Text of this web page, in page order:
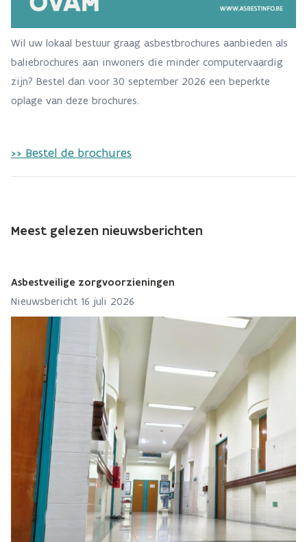
Wil uw lokaal bestuur graag asbestbrochures aanbieden als
baliebrochures aan inwoners die minder computervaardig
zijn? Bestel dan voor 30 september 2026 een beperkte
oplage van deze brochures.
>> Bestel de brochures
Meest gelezen nieuwsberichten
Asbestveilige zorgvoorzieningen
Nieuwsbericht 16 juli 2026